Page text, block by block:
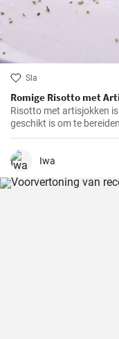
Sla
Romige Risotto met
Risotto met artisjokken
geschikt is om te
artisjokken in het
met goede
Iwa